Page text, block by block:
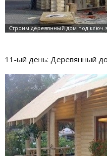
11-ый день: Деревянный